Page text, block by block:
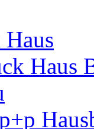
Haus